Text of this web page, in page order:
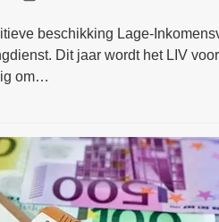
beschikking Lage-
Dit jaar wordt het LIV
om…